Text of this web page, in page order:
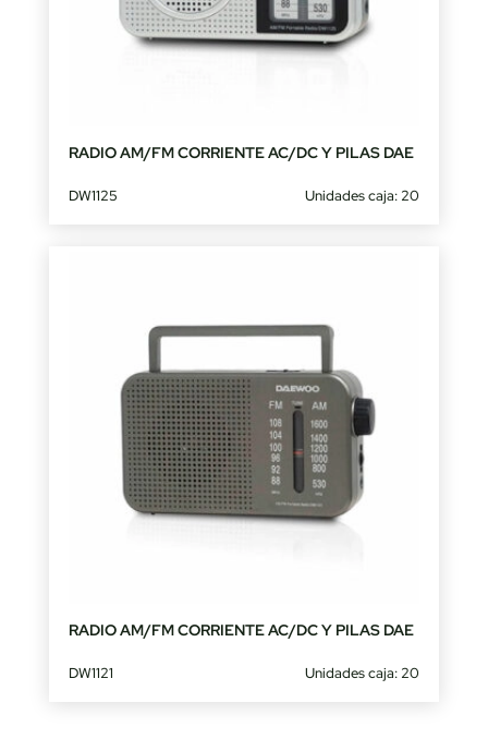
RADIO AM/FM CORRIENTE AC/DC Y PILAS DAE
DW1125 Unidades caja: 20
RADIO AM/FM CORRIENTE AC/DC Y PILAS DAE
DW1121 Unidades caja: 20